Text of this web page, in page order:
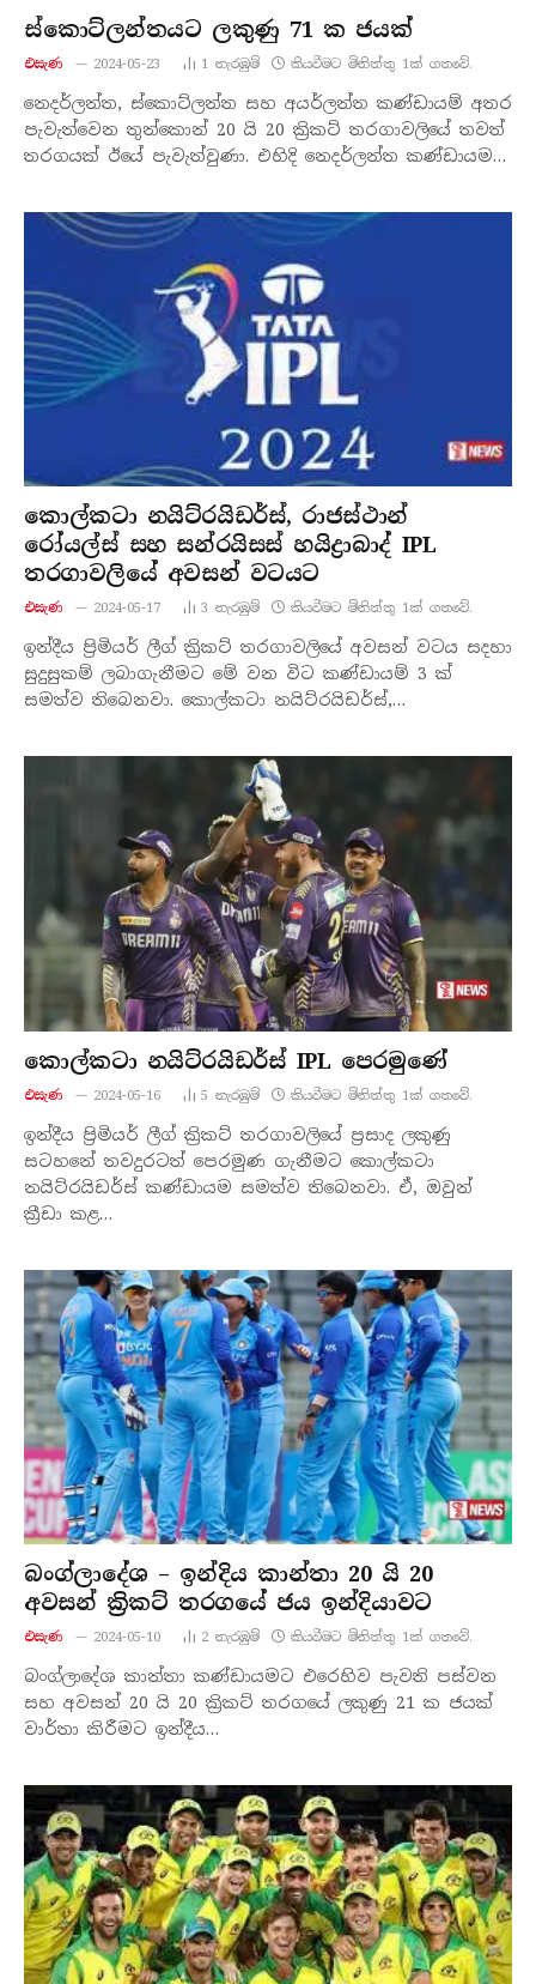
ස්කොට්ලන්තයට ලකුණු 71 ක ජයක්
එසැණ 2024-05-23 1 නැරඹු​ම් කියවීමට මිනිත්තු 1ක් ගතවේ.
නෙදර්ලන්ත, ස්කොට්ලන්ත සහ අයර්ලන්ත කණ්ඩායම් අතර
පැවැත්වෙන තුන්කොන් 20 යි 20 ක්‍රිකට් තරගාවලියේ තවත්
තරගයක් ඊයේ පැවැත්වුණා. එහිදි නෙදර්ලන්ත කණ්ඩායම…
කොල්කටා නයිට්රයිඩර්ස්, රාජස්ථාන්
රෝයල්ස් සහ සන්රයිසස් හයිද්‍රාබාද් IPL
තරගාවලියේ අවසන් වටයට
එසැණ 2024-05-17 3 නැරඹු​ම් කියවීමට මිනිත්තු 1ක් ගතවේ.
ඉන්දීය ප්‍රිමියර් ලීග් ක්‍රිකට් තරගාවලියේ අවසන් වටය සදහා
සුදුසුකම් ලබාගැනීමට මේ වන විට කණ්ඩායම් 3 ක්
සමත්ව තිබෙනවා. කොල්කටා නයිට්රයිඩර්ස්,…
කොල්කටා නයිට්රයිඩර්ස් IPL පෙරමුණේ
එසැණ 2024-05-16 5 නැරඹු​ම් කියවීමට මිනිත්තු 1ක් ගතවේ.
ඉන්දීය ප්‍රිමියර් ලීග් ක්‍රිකට් තරගාවලියේ ප්‍රසාද ලකුණු
සටහනේ තවදුරටත් පෙරමුණ ගැනීමට කොල්කටා
නයිට්රයිඩර්ස් කණ්ඩායම සමත්ව තිබෙනවා. ඒ, ඔවුන්
ක්‍රීඩා කළ…
බංග්ලාදේශ – ඉන්දිය කාන්තා 20 යි 20
අවසන් ක්‍රිකට් තරගයේ ජය ඉන්දියාවට
එසැණ 2024-05-10 2 නැරඹු​ම් කියවීමට මිනිත්තු 1ක් ගතවේ.
බංග්ලාදේශ කාන්තා කණ්ඩායමට එරෙහිව පැවති පස්වන
සහ අවසන් 20 යි 20 ක්‍රිකට් තරගයේ ලකුණු 21 ක ජයක්
වාර්තා කිරීමට ඉන්දීය…